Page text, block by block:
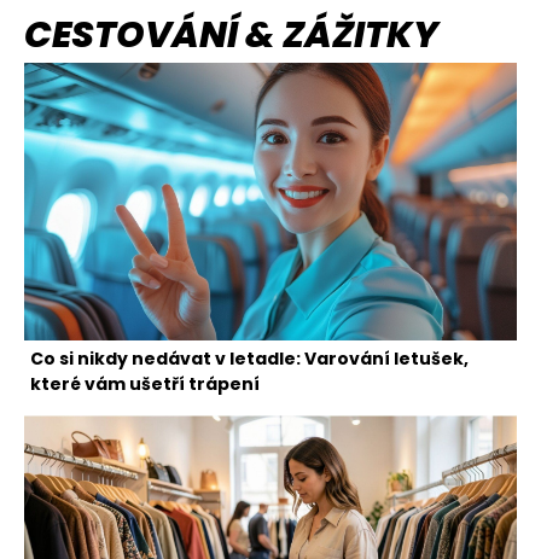
CESTOVÁNÍ & ZÁŽITKY
Co si nikdy nedávat v letadle: Varování letušek,
které vám ušetří trápení